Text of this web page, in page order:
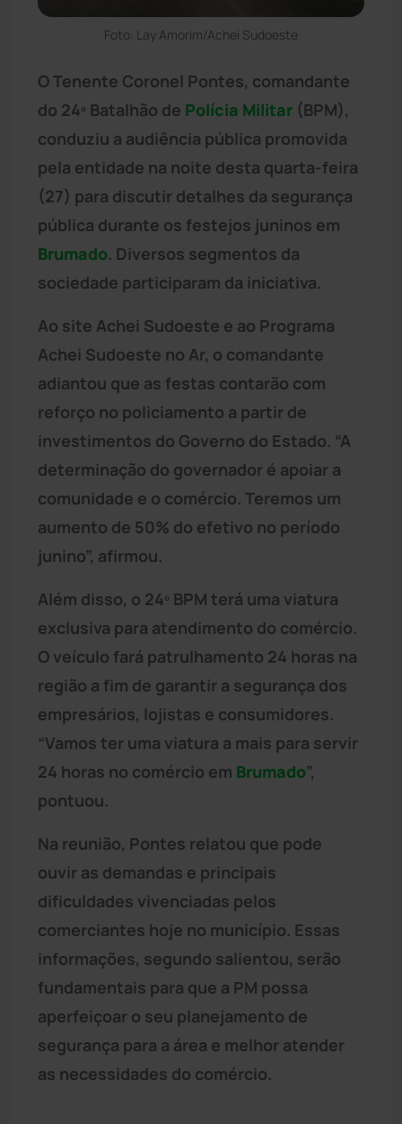
Foto: Lay Amorim/Achei Sudoeste
O Tenente Coronel Pontes, comandante
do 24º Batalhão de Polícia Militar (BPM),
conduziu a audiência pública promovida
pela entidade na noite desta quarta-feira
(27) para discutir detalhes da segurança
pública durante os festejos juninos em
Brumado. Diversos segmentos da
sociedade participaram da iniciativa.
Ao site Achei Sudoeste e ao Programa
Achei Sudoeste no Ar, o comandante
adiantou que as festas contarão com
reforço no policiamento a partir de
investimentos do Governo do Estado. “A
determinação do governador é apoiar a
comunidade e o comércio. Teremos um
aumento de 50% do efetivo no período
junino”, afirmou.
Além disso, o 24º BPM terá uma viatura
exclusiva para atendimento do comércio.
O veículo fará patrulhamento 24 horas na
região a fim de garantir a segurança dos
empresários, lojistas e consumidores.
“Vamos ter uma viatura a mais para servir
24 horas no comércio em Brumado”,
pontuou.
Na reunião, Pontes relatou que pode
ouvir as demandas e principais
dificuldades vivenciadas pelos
comerciantes hoje no município. Essas
informações, segundo salientou, serão
fundamentais para que a PM possa
aperfeiçoar o seu planejamento de
segurança para a área e melhor atender
as necessidades do comércio.